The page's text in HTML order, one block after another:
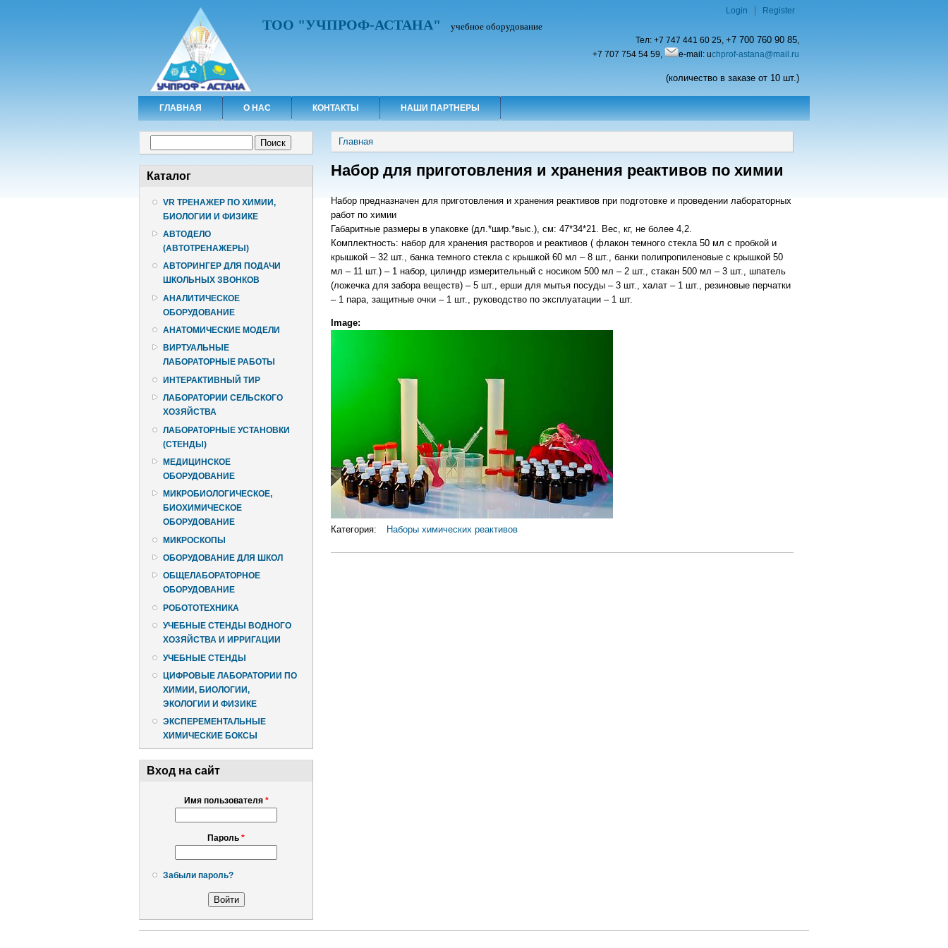
ТОО "УЧПРОФ-АСТАНА" учебное оборудование
Тел: +7 747 441 60 25, +7 700 760 90 85,
+7 707 754 54 59,
e-mail: uchprof-astana@mail.ru
(количество в заказе от 10 шт.)
Login Register
ГЛАВНАЯ О НАС КОНТАКТЫ НАШИ ПАРТНЕРЫ
Каталог
VR ТРЕНАЖЕР ПО ХИМИИ,
БИОЛОГИИ И ФИЗИКЕ
АВТОДЕЛО
(АВТОТРЕНАЖЕРЫ)
АВТОРИНГЕР ДЛЯ ПОДАЧИ
ШКОЛЬНЫХ ЗВОНКОВ
АНАЛИТИЧЕСКОЕ
ОБОРУДОВАНИЕ
АНАТОМИЧЕСКИЕ МОДЕЛИ
ВИРТУАЛЬНЫЕ
ЛАБОРАТОРНЫЕ РАБОТЫ
ИНТЕРАКТИВНЫЙ ТИР
ЛАБОРАТОРИИ СЕЛЬСКОГО
ХОЗЯЙСТВА
ЛАБОРАТОРНЫЕ УСТАНОВКИ
(СТЕНДЫ)
МЕДИЦИНСКОЕ
ОБОРУДОВАНИЕ
МИКРОБИОЛОГИЧЕСКОЕ,
БИОХИМИЧЕСКОЕ
ОБОРУДОВАНИЕ
МИКРОСКОПЫ
ОБОРУДОВАНИЕ ДЛЯ ШКОЛ
ОБЩЕЛАБОРАТОРНОЕ
ОБОРУДОВАНИЕ
РОБОТОТЕХНИКА
УЧЕБНЫЕ СТЕНДЫ ВОДНОГО
ХОЗЯЙСТВА И ИРРИГАЦИИ
УЧЕБНЫЕ СТЕНДЫ
ЦИФРОВЫЕ ЛАБОРАТОРИИ ПО
ХИМИИ, БИОЛОГИИ,
ЭКОЛОГИИ И ФИЗИКЕ
ЭКСПЕРЕМЕНТАЛЬНЫЕ
ХИМИЧЕСКИЕ БОКСЫ
Вход на сайт
Имя пользователя *
Пароль *
Забыли пароль?
Вы здесь
Главная
Набор для приготовления и хранения реактивов по химии
Набор предназначен для приготовления и хранения реактивов при подготовке и проведении лабораторных
работ по химии
Габаритные размеры в упаковке (дл.*шир.*выс.), см: 47*34*21. Вес, кг, не более 4,2.
Комплектность: набор для хранения растворов и реактивов ( флакон темного стекла 50 мл с пробкой и
крышкой – 32 шт., банка темного стекла с крышкой 60 мл – 8 шт., банки полипропиленовые с крышкой 50
мл – 11 шт.) – 1 набор, цилиндр измерительный с носиком 500 мл – 2 шт., стакан 500 мл – 3 шт., шпатель
(ложечка для забора веществ) – 5 шт., ерши для мытья посуды – 3 шт., халат – 1 шт., резиновые перчатки
– 1 пара, защитные очки – 1 шт., руководство по эксплуатации – 1 шт.
Image:
Категория: Наборы химических реактивов